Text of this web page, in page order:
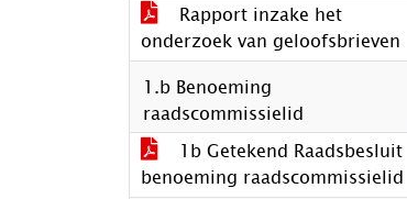
Rapport inzake het
onderzoek van geloofsbrieven
1.b Benoeming
raadscommissielid
1b Getekend Raadsbesluit
benoeming raadscommissielid